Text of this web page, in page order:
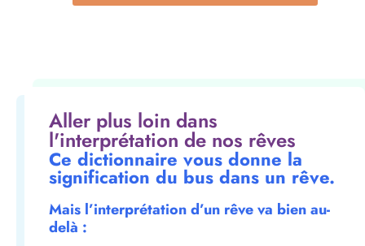
Aller plus loin dans
l'interprétation de nos rêves
Ce dictionnaire vous donne la
signification du bus dans un rêve.
Mais l’interprétation d’un rêve va bien au-
delà :